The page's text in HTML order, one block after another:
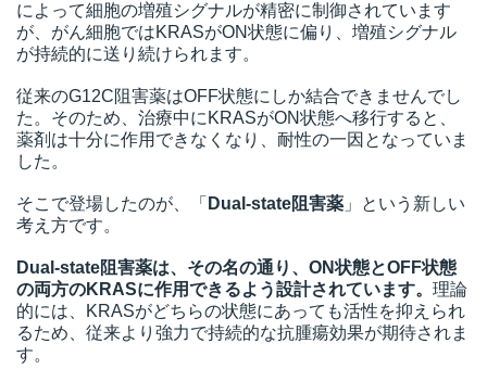
によって細胞の増殖シグナルが精密に制御されています
が、がん細胞ではKRASがON状態に偏り、増殖シグナル
が持続的に送り続けられます。
従来のG12C阻害薬はOFF状態にしか結合できませんでし
た。そのため、治療中にKRASがON状態へ移行すると、
薬剤は十分に作用できなくなり、耐性の一因となっていま
した。
そこで登場したのが、「 Dual-state阻害薬 」という新しい
考え方です。
Dual-state阻害薬は、その名の通り、ON状態とOFF状態
の両方のKRASに作用できるよう設計されています。 理論
的には、KRASがどちらの状態にあっても活性を抑えられ
るため、従来より強力で持続的な抗腫瘍効果が期待されま
す。